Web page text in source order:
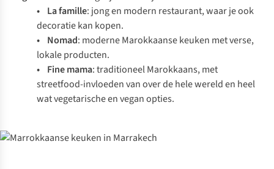
• La famille: jong en modern restaurant, waar je ook
decoratie kan kopen.
• Nomad: moderne Marokkaanse keuken met verse,
lokale producten.
• Fine mama: traditioneel Marokkaans, met
streetfood-invloeden van over de hele wereld en heel
wat vegetarische en vegan opties.